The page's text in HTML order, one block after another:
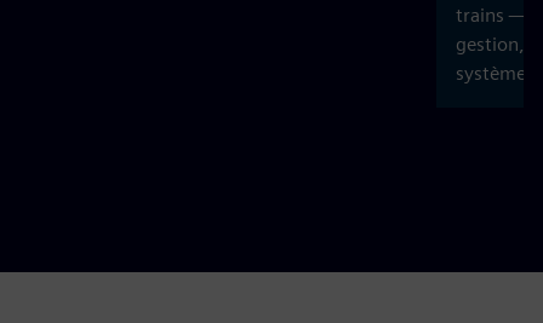
trains —
gestion,
systèmes